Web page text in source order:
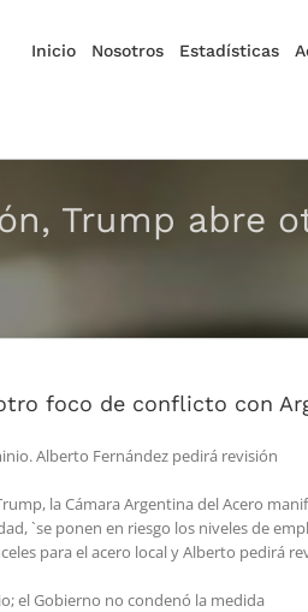
Inicio Nosotros Estadísticas
Trump abre
foco de conflicto con
Alberto Fernández pedirá revisión
la Cámara Argentina del Acero
`se ponen en riesgo los niveles de
para el acero local y Alberto pedirá
el Gobierno no condenó la medida